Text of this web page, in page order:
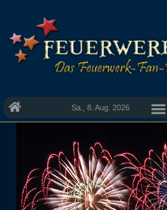
Sa., 8. Aug. 2026